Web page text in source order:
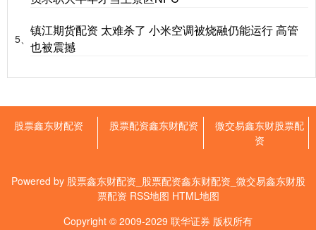
5、
镇江期货配资 太难杀了 小米空调被烧融仍能运行 高管
也被震撼
股票鑫东财配资 股票配资鑫东财配资
微交易鑫东财股票配
资
Powered by 股票鑫东财配资_股票配资鑫东财配资_微交易鑫东财股
票配资 RSS地图 HTML地图
Copyright © 2009-2029 联华证券 版权所有